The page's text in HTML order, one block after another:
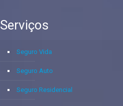
Serviços
Seguro Vida
Seguro Auto
Seguro Residencial